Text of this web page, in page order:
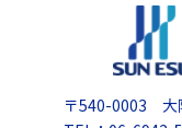
〒540-0003 大